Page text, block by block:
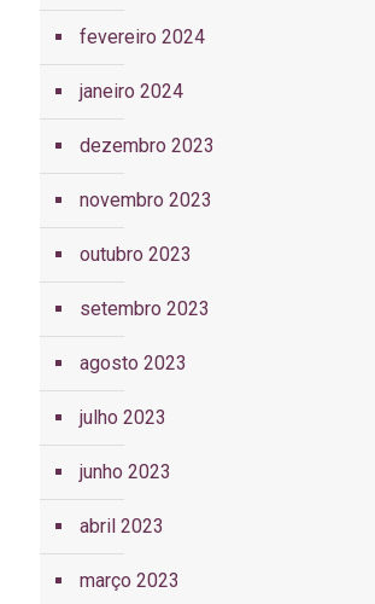
fevereiro 2024
janeiro 2024
dezembro 2023
novembro 2023
outubro 2023
setembro 2023
agosto 2023
julho 2023
junho 2023
abril 2023
março 2023